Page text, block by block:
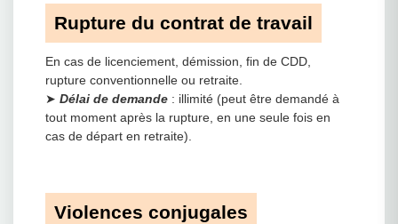
Rupture du contrat de travail
En cas de licenciement, démission, fin de CDD,
rupture conventionnelle ou retraite.
➤ Délai de demande : illimité (peut être demandé à
tout moment après la rupture, en une seule fois en
cas de départ en retraite).
Violences conjugales